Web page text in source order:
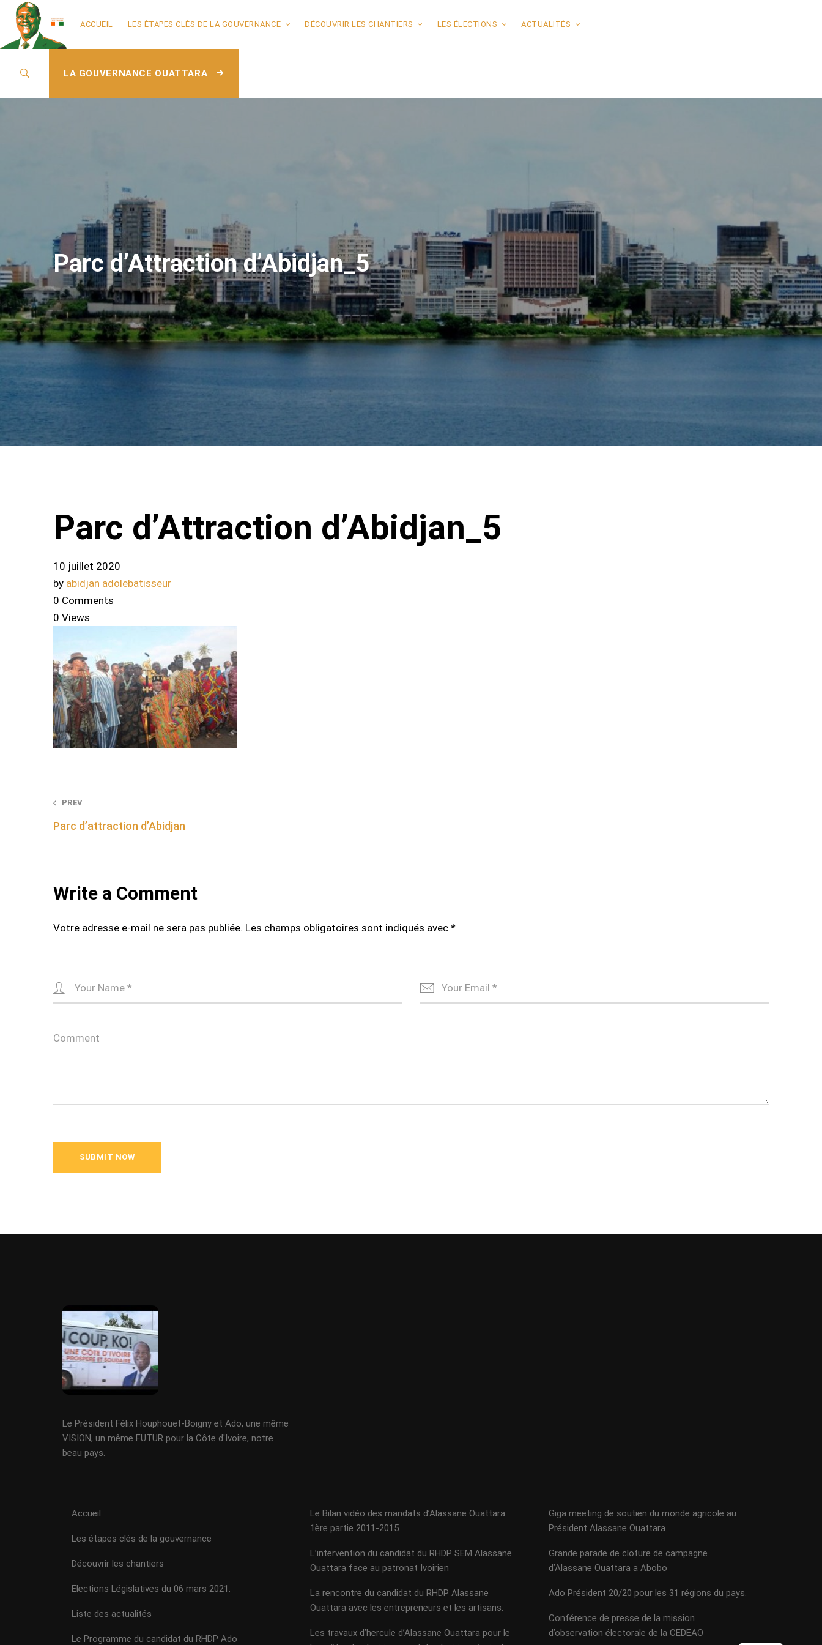
ACCUEIL LES ÉTAPES CLÉS DE LA GOUVERNANCE DÉCOUVRIR LES CHANTIERS LES ÉLECTIONS ACTUALITÉS
LA GOUVERNANCE OUATTARA
Parc d’Attraction d’Abidjan_5
Parc d’Attraction d’Abidjan_5
10 juillet 2020
by abidjan adolebatisseur
0 Comments
0 Views
Post
navigation
PREV
Parc d’attraction d’Abidjan
Write a Comment
Votre adresse e-mail ne sera pas publiée. Les champs obligatoires sont indiqués avec *
Le Président Félix Houphouët-Boigny et Ado, une même
VISION, un même FUTUR pour la Côte d'Ivoire, notre
beau pays.
Accueil
Les étapes clés de la gouvernance
Découvrir les chantiers
Elections Législatives du 06 mars 2021.
Liste des actualités
Le Programme du candidat du RHDP Ado
Le Bilan vidéo des mandats d’Alassane Ouattara
1ère partie 2011-2015
L’intervention du candidat du RHDP SEM Alassane
Ouattara face au patronat Ivoirien
La rencontre du candidat du RHDP Alassane
Ouattara avec les entrepreneurs et les artisans.
Les travaux d’hercule d’Alassane Ouattara pour le
Giga meeting de soutien du monde agricole au
Président Alassane Ouattara
Grande parade de cloture de campagne
d’Alassane Ouattara a Abobo
Ado Président 20/20 pour les 31 régions du pays.
Conférence de presse de la mission
d’observation électorale de la CEDEAO